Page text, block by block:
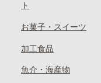
ト
お菓子・スイーツ
加工食品
魚介・海産物